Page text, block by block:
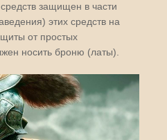
защищен в части
этих средств на
от простых
носить броню (латы).